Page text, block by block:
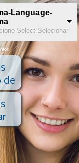
Language-
Select-Selecionar
de